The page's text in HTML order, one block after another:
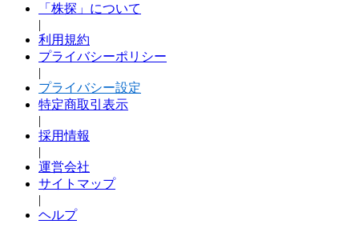
「株探」について
|
利用規約
プライバシーポリシー
|
プライバシー設定
特定商取引表示
|
採用情報
|
運営会社
サイトマップ
|
ヘルプ